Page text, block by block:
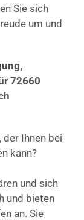
Sie sich
um und
72660
der Ihnen bei
kann?
und sich
und bieten
an. Sie